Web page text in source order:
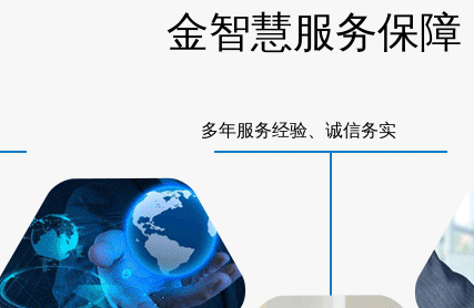
金智慧服务保障
多年服务经验、诚信务实